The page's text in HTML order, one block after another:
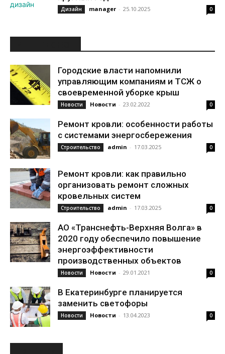
Дизайн manager - 25.10.2025 0
Городские власти напомнили
управляющим компаниям и ТСЖ о
своевременной уборке крыш
Новости Новости - 23.02.2022 0
Ремонт кровли: особенности работы
с системами энергосбережения
Строительство admin - 17.03.2025 0
Ремонт кровли: как правильно
организовать ремонт сложных
кровельных систем
Строительство admin - 17.03.2025 0
АО «Транснефть-Верхняя Волга» в
2020 году обеспечило повышение
энергоэффективности
производственных объектов
Новости Новости - 29.01.2021 0
В Екатеринбурге планируется
заменить светофоры
Новости Новости - 13.04.2023 0